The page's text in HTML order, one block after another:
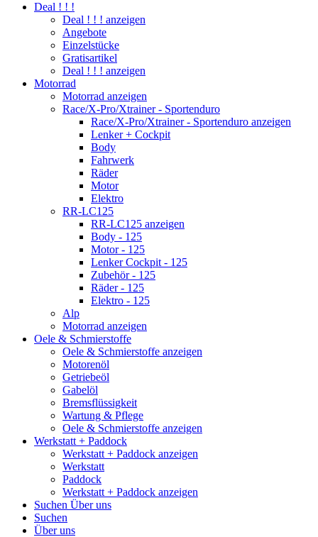
Deal ! ! !
Deal ! ! ! anzeigen
Angebote
Einzelstücke
Gratisartikel
Deal ! ! ! anzeigen
Motorrad
Motorrad anzeigen
Race/X-Pro/Xtrainer - Sportenduro
Race/X-Pro/Xtrainer - Sportenduro anzeigen
Lenker + Cockpit
Body
Fahrwerk
Räder
Motor
Elektro
RR-LC125
RR-LC125 anzeigen
Body - 125
Motor - 125
Lenker Cockpit - 125
Zubehör - 125
Räder - 125
Elektro - 125
Alp
Motorrad anzeigen
Oele & Schmierstoffe
Oele & Schmierstoffe anzeigen
Motorenöl
Getriebeöl
Gabelöl
Bremsflüssigkeit
Wartung & Pflege
Oele & Schmierstoffe anzeigen
Werkstatt + Paddock
Werkstatt + Paddock anzeigen
Werkstatt
Paddock
Werkstatt + Paddock anzeigen
Suchen Über uns
Suchen
Über uns